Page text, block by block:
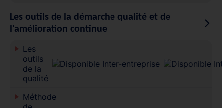
Les outils de la démarche qualité et de
l'amélioration continue
Les
outils
de la
qualité
Méthode